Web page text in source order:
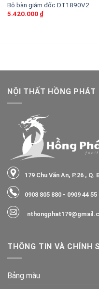
Bộ bàn giám đốc DT1890V2
5.420.000 ₫
NỘI THẤT HỒNG PHÁT
179 Chu Văn An, P.26 , Q.
0908 805 880 - 0909 44 55
THÔNG TIN VÀ CHÍNH
Bảng màu